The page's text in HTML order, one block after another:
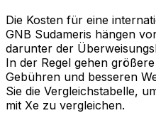
Die Kosten für eine
GNB Sudameris hängen
darunter der
In der Regel gehen
Gebühren und besseren
Sie die Vergleichstabelle,
mit Xe zu vergleichen.